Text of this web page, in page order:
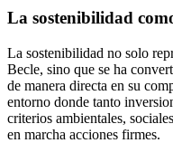
La sostenibilidad
La sostenibilidad no solo
Becle, sino que se ha
de manera directa en su
entorno donde tanto
criterios ambientales,
en marcha acciones firmes.